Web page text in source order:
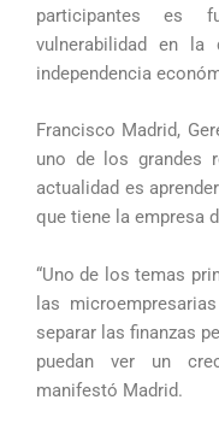
participantes es
vulnerabilidad en
independencia
Francisco Madrid,
uno de los grandes
actualidad es
que tiene la empresa
“Uno de los temas
las
separar las finanzas
puedan ver un
manifestó Madrid.